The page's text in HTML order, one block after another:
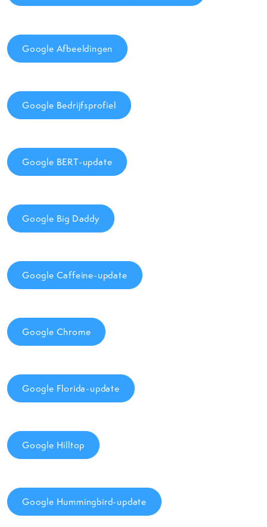
Google Afbeeldingen
Google Bedrijfsprofiel
Google BERT-update
Google Big Daddy
Google Caffeine-update
Google Chrome
Google Florida-update
Google Hilltop
Google Hummingbird-update